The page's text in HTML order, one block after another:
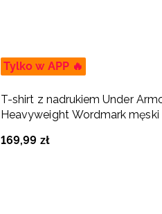
Tylko w APP 🔥
T-shirt z nadrukiem Under
Heavyweight Wordmark męski
169,99 zł